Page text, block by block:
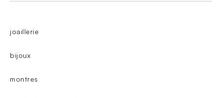
joaillerie
bijoux
montres